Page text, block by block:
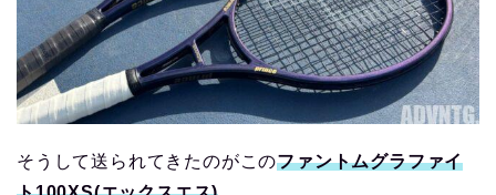
そうして送られてきたのがこのファントムグラファイ